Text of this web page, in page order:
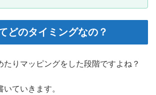
どのタイミングなの？
たりマッピングをした段階ですよね？
ていきます。